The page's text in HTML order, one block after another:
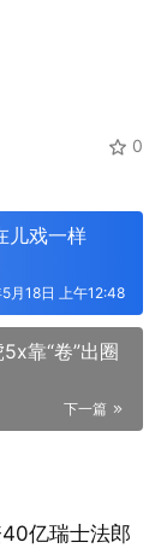
0
儿戏一样
月18日 上午12:48
靠“卷”出圈
下一篇
亿瑞士法郎